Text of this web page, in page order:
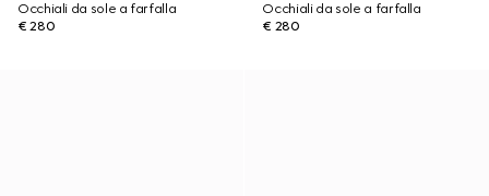
Occhiali da sole a farfalla
€ 280
Occhiali da sole a farfalla
€ 280